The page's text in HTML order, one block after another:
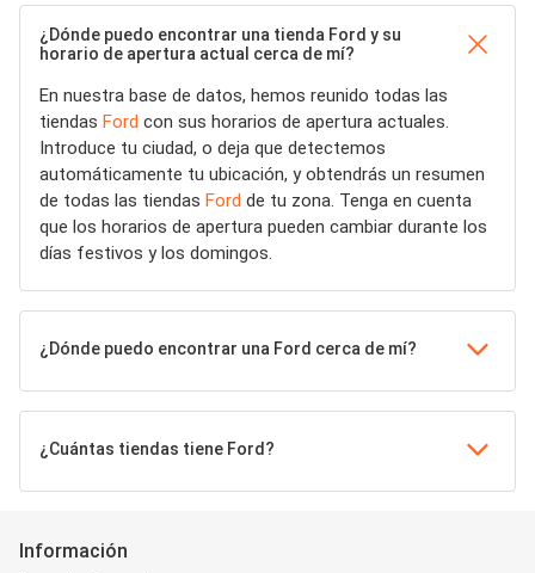
¿Dónde puedo encontrar una tienda Ford y su
horario de apertura actual cerca de mí?
En nuestra base de datos, hemos reunido todas las
tiendas Ford con sus horarios de apertura actuales.
Introduce tu ciudad, o deja que detectemos
automáticamente tu ubicación, y obtendrás un resumen
de todas las tiendas Ford de tu zona. Tenga en cuenta
que los horarios de apertura pueden cambiar durante los
días festivos y los domingos.
¿Dónde puedo encontrar una Ford cerca de mí?
¿Cuántas tiendas tiene Ford?
Información